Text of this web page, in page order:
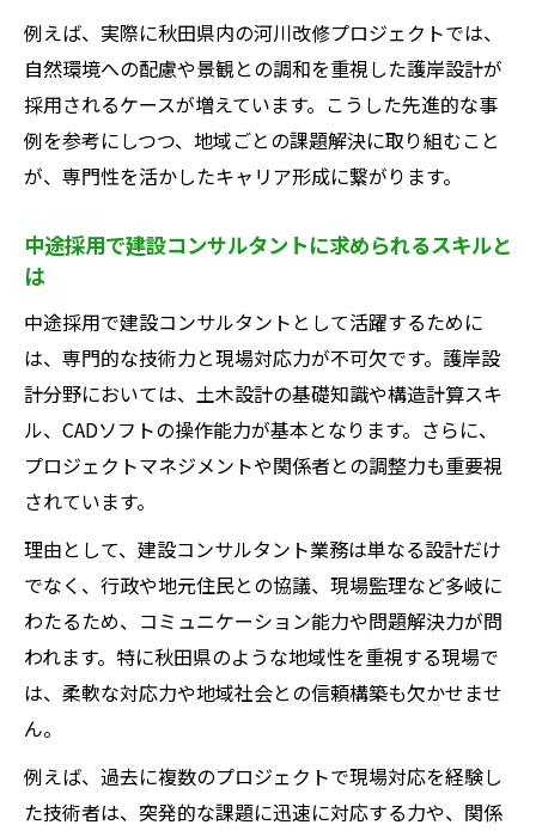
建設コンサルタントのホワイト企業で実現
する働き方
護岸設計でキャリアを築く建設コンサルタ
ントの選択肢
転職のコツ
職成功の条件
長期的安定を目指す建設コンサルタントの
キャリア形成
秋田県内で建設コンサルタントとして輝く道
秋田県で建設コンサルタントが活躍するた
めの条件
護岸設計分野で地域貢献する建設コンサル
タントの価値
建設コンサルタントの視点で考える秋田県
の将来性
中途採用で秋田県に根ざす建設コンサルタ
キャリア形成に効く建設コンサルタントの
地域ネットワーク活用
例えば、実際に秋田県内の河川改修プロジェクトでは、
自然環境への配慮や景観との調和を重視した護岸設計が
採用されるケースが増えています。こうした先進的な事
例を参考にしつつ、地域ごとの課題解決に取り組むこと
が、専門性を活かしたキャリア形成に繋がります。
中途採用で建設コンサルタントに求められるスキルと
は
中途採用で建設コンサルタントとして活躍するために
は、専門的な技術力と現場対応力が不可欠です。護岸設
計分野においては、土木設計の基礎知識や構造計算スキ
ル、CADソフトの操作能力が基本となります。さらに、
プロジェクトマネジメントや関係者との調整力も重要視
されています。
理由として、建設コンサルタント業務は単なる設計だけ
でなく、行政や地元住民との協議、現場監理など多岐に
わたるため、コミュニケーション能力や問題解決力が問
われます。特に秋田県のような地域性を重視する現場で
は、柔軟な対応力や地域社会との信頼構築も欠かせませ
ん。
例えば、過去に複数のプロジェクトで現場対応を経験し
た技術者は、突発的な課題に迅速に対応する力や、関係